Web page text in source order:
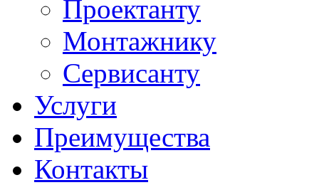
Проектанту
Монтажнику
Сервисанту
Услуги
Преимущества
Контакты